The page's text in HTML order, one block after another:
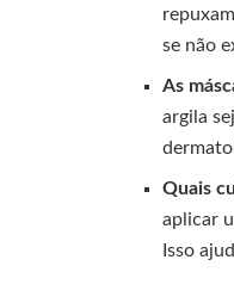
se não
As
argila
Quais
aplicar
Isso